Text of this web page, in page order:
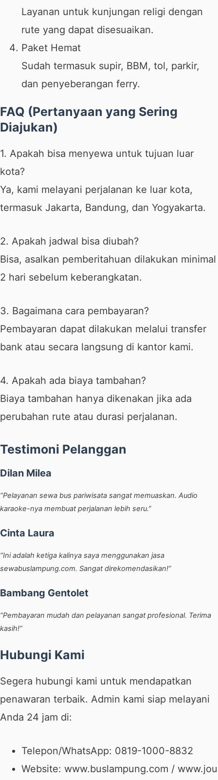
Layanan untuk kunjungan religi dengan
rute yang dapat disesuaikan.
Paket Hemat
Sudah termasuk supir, BBM, tol, parkir,
dan penyeberangan ferry.
FAQ (Pertanyaan yang Sering
Diajukan)
1. Apakah bisa menyewa untuk tujuan luar
kota?
Ya, kami melayani perjalanan ke luar kota,
termasuk Jakarta, Bandung, dan Yogyakarta.
2. Apakah jadwal bisa diubah?
Bisa, asalkan pemberitahuan dilakukan minimal
2 hari sebelum keberangkatan.
3. Bagaimana cara pembayaran?
Pembayaran dapat dilakukan melalui transfer
bank atau secara langsung di kantor kami.
4. Apakah ada biaya tambahan?
Biaya tambahan hanya dikenakan jika ada
perubahan rute atau durasi perjalanan.
Testimoni Pelanggan
Dilan Milea
“Pelayanan sewa bus pariwisata sangat memuaskan. Audio
karaoke-nya membuat perjalanan lebih seru.”
Cinta Laura
“Ini adalah ketiga kalinya saya menggunakan jasa
sewabuslampung.com. Sangat direkomendasikan!”
Bambang Gentolet
“Pembayaran mudah dan pelayanan sangat profesional. Terima
kasih!”
Hubungi Kami
Segera hubungi kami untuk mendapatkan
penawaran terbaik. Admin kami siap melayani
Anda 24 jam di:
Telepon/WhatsApp: 0819-1000-8832
Website: www.buslampung.com / www.jou